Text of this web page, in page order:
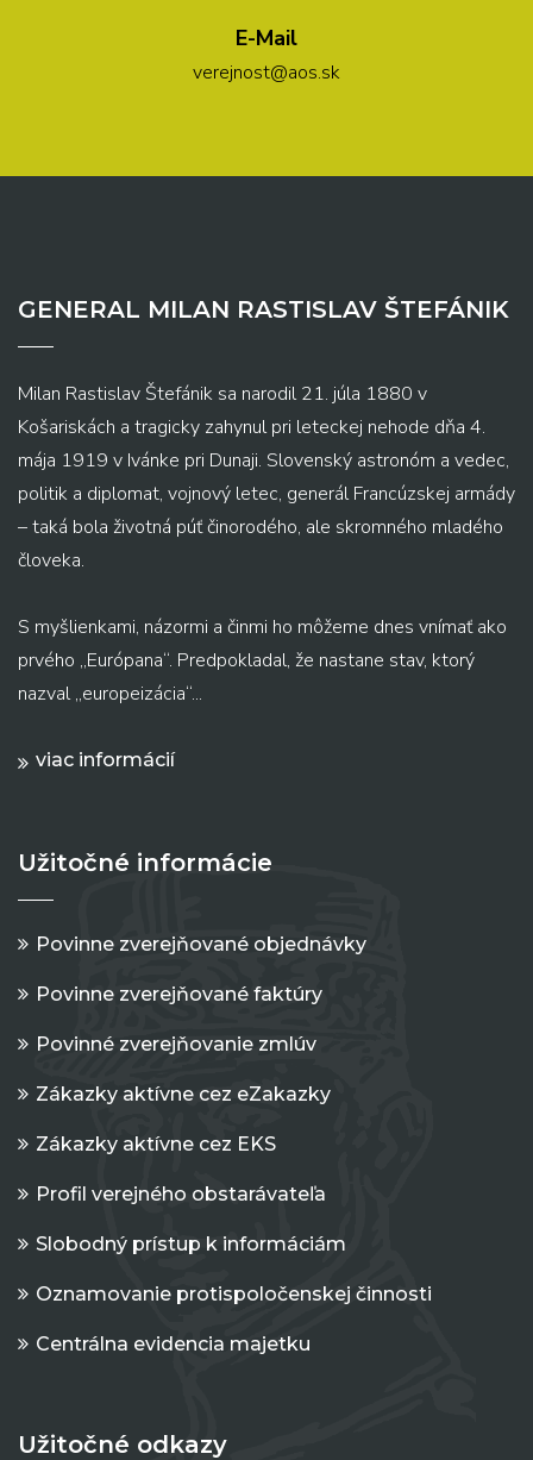
E-Mail
verejnost@aos.sk
GENERAL MILAN RASTISLAV ŠTEFÁNIK
Milan Rastislav Štefánik sa narodil 21. júla 1880 v
Košariskách a tragicky zahynul pri leteckej nehode dňa 4.
mája 1919 v Ivánke pri Dunaji. Slovenský astronóm a vedec,
politik a diplomat, vojnový letec, generál Francúzskej armády
– taká bola životná púť činorodého, ale skromného mladého
človeka.
S myšlienkami, názormi a činmi ho môžeme dnes vnímať ako
prvého „Európana“. Predpokladal, že nastane stav, ktorý
nazval „europeizácia“...
viac informácií
Užitočné informácie
Povinne zverejňované objednávky
Povinne zverejňované faktúry
Povinné zverejňovanie zmlúv
Zákazky aktívne cez eZakazky
Zákazky aktívne cez EKS
Profil verejného obstarávateľa
Slobodný prístup k informáciám
Oznamovanie protispoločenskej činnosti
Centrálna evidencia majetku
Užitočné odkazy